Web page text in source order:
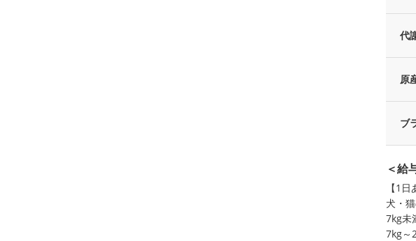
代
原
ブ
＜給
【1
犬・
7kg未
7kg～